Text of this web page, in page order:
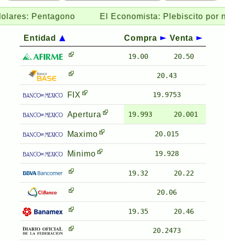
Pentagono El Economista:Plebiscito por nueva
Entidad Compra Venta
19.00 20.50
20.43
FIX 19.9753
Apertura 19.993 20.001
Maximo 20.015
Minimo 19.928
19.32 20.22
20.06
19.35 20.46
20.2473